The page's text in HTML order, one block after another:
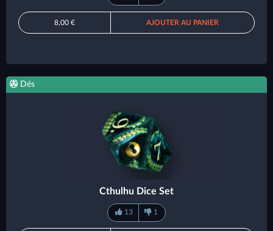
8,00 € AJOUTER AU PANIER
Dés
Cthulhu Dice Set
13 1